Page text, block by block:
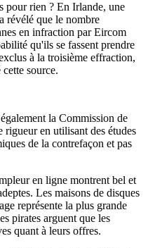
pour rien ? En Irlande, une
révélé que le nombre
en infraction par Eircom
qu'ils se fassent prendre
à la troisième effraction,
source.
la Commission de
rigueur en utilisant des études
de la contrefaçon et pas
en ligne montrent bel et
Les maisons de disques
représente la plus grande
pirates arguent que les
quant à leurs offres.